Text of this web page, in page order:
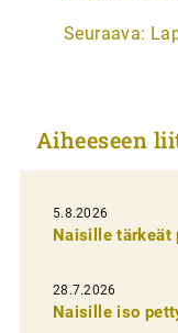
t
k
e
l
i
e
n
Seuraava:
Aiheeseen
5.8.2026
Naisille tärkeät
28.7.2026
Naisille iso